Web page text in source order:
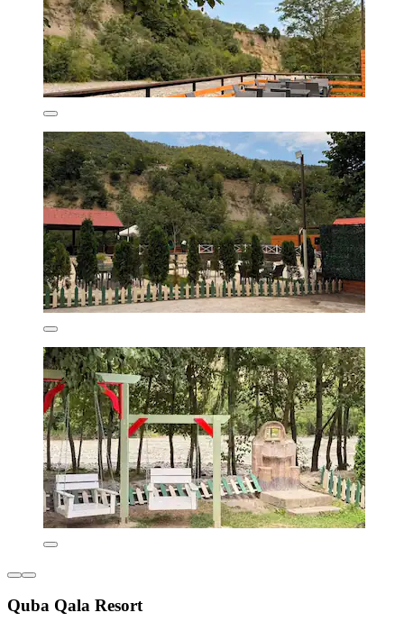
Quba Qala Resort